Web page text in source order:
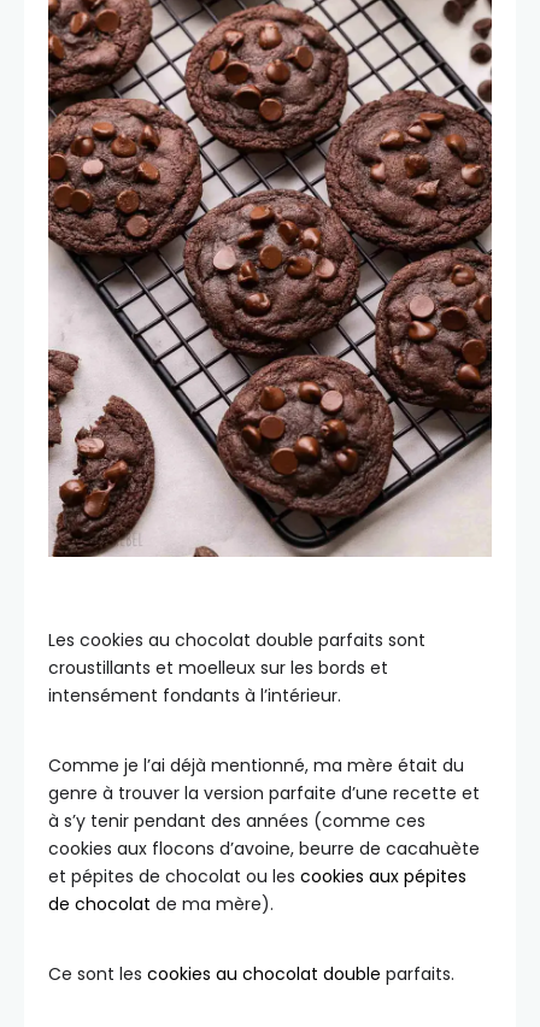
Les cookies au chocolat double parfaits sont
croustillants et moelleux sur les bords et
intensément fondants à l’intérieur.
Comme je l’ai déjà mentionné, ma mère était du
genre à trouver la version parfaite d’une recette et
à s’y tenir pendant des années (comme ces
cookies aux flocons d’avoine, beurre de cacahuète
et pépites de chocolat ou les cookies aux pépites
de chocolat de ma mère).
Ce sont les cookies au chocolat double parfaits.